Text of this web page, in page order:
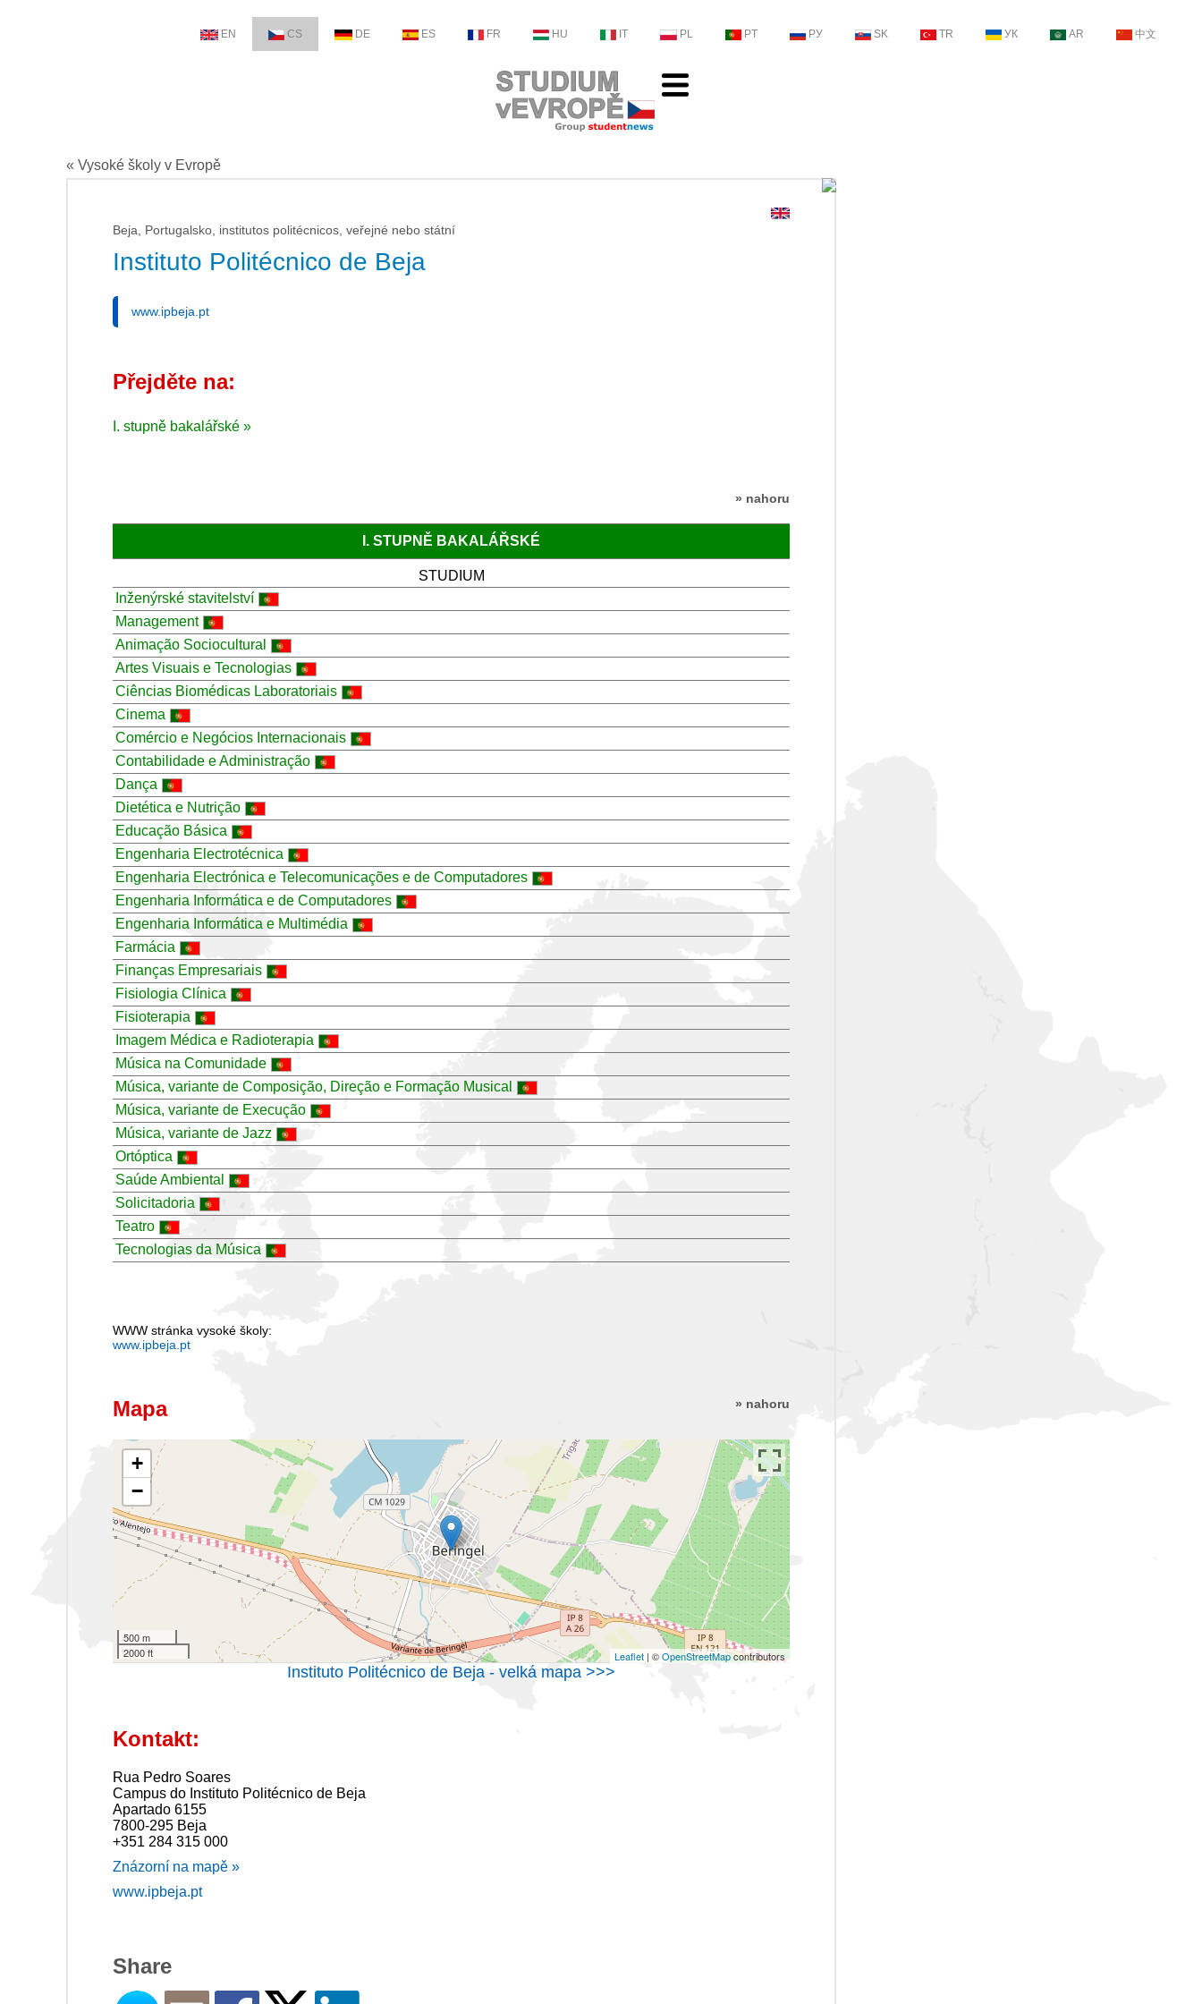
EN CS DE ES FR HU IT PL PT РУ SK TR УК AR 中文
« Vysoké školy v Evropě
Beja, Portugalsko, institutos politécnicos, veřejné nebo státní
Instituto Politécnico de Beja
www.ipbeja.pt
Přejděte na:
I. stupně bakalářské »
» nahoru
I. STUPNĚ BAKALÁŘSKÉ
STUDIUM
Inženýrské stavitelství
Management
Animação Sociocultural
Artes Visuais e Tecnologias
Ciências Biomédicas Laboratoriais
Cinema
Comércio e Negócios Internacionais
Contabilidade e Administração
Dança
Dietética e Nutrição
Educação Básica
Engenharia Electrotécnica
Engenharia Electrónica e Telecomunicações e de Computadores
Engenharia Informática e de Computadores
Engenharia Informática e Multimédia
Farmácia
Finanças Empresariais
Fisiologia Clínica
Fisioterapia
Imagem Médica e Radioterapia
Música na Comunidade
Música, variante de Composição, Direção e Formação Musical
Música, variante de Execução
Música, variante de Jazz
Ortóptica
Saúde Ambiental
Solicitadoria
Teatro
Tecnologias da Música
WWW stránka vysoké školy:
www.ipbeja.pt
» nahoru
Mapa
+
−
500 m
2000 ft
Leaflet | ©OpenStreetMapcontributors
Instituto Politécnico de Beja - velká mapa >>>
Kontakt:
Rua Pedro Soares
Campus do Instituto Politécnico de Beja
Apartado 6155
7800-295 Beja
+351 284 315 000
Znázorní na mapě »
www.ipbeja.pt
Share